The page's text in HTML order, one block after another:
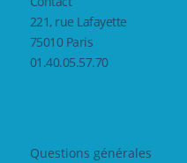
221, rue Lafayette
75010 Paris
01.40.05.57.70
Questions générales